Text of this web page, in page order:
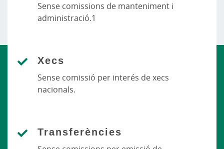
Sense comissions de manteniment i
administració.1
Xecs
Sense comissió per interés de xecs
nacionals.
Transferències